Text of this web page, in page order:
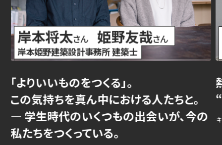
「よりいいものをつくる」。
この気持ちを真ん中における人たちと。
— 学生時代のいくつもの出会いが、今の
私たちをつくっている。
岸本将太さん 姫野友哉さん
岸本姫野建築設計事務所 建築士